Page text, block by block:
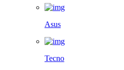
Asus
Tecno